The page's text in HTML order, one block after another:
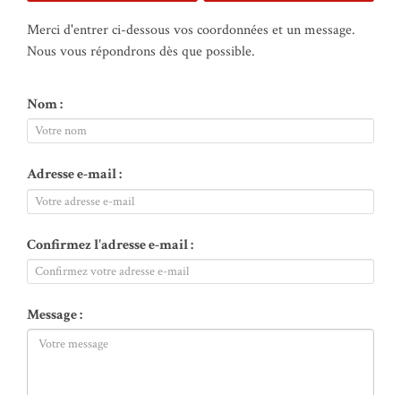
Merci d'entrer ci-dessous vos coordonnées et un message.
Nous vous répondrons dès que possible.
Nom :
Adresse e-mail :
Confirmez l'adresse e-mail :
Message :